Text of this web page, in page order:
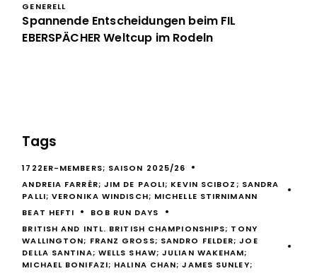
GENERELL
Spannende Entscheidungen beim FIL
EBERSPÄCHER Weltcup im Rodeln
Tags
1722ER-MEMBERS; SAISON 2025/26
ANDREIA FARRÈR; JIM DE PAOLI; KEVIN SCIBOZ; SANDRA
PALLI; VERONIKA WINDISCH; MICHELLE STIRNIMANN
BEAT HEFTI
BOB RUN DAYS
BRITISH AND INTL. BRITISH CHAMPIONSHIPS; TONY
WALLINGTON; FRANZ GROSS; SANDRO FELDER; JOE
DELLA SANTINA; WELLS SHAW; JULIAN WAKEHAM;
MICHAEL BONIFAZI; HALINA CHAN; JAMES SUNLEY;